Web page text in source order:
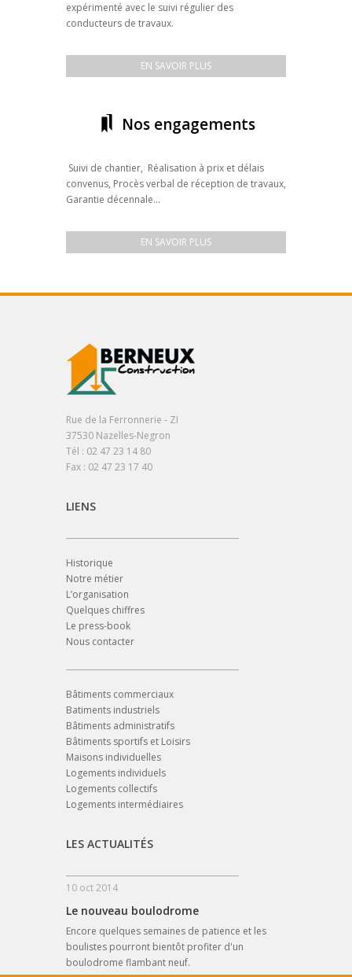
expérimenté avec le suivi régulier des
conducteurs de travaux.
EN SAVOIR PLUS
Nos engagements
Suivi de chantier, Réalisation à prix et délais
convenus, Procès verbal de réception de travaux,
Garantie décennale...
EN SAVOIR PLUS
Rue de la Ferronnerie - ZI
37530 Nazelles-Negron
Tél : 02 47 23 14 80
Fax : 02 47 23 17 40
LIENS
Historique
Notre métier
L’organisation
Quelques chiffres
Le press-book
Nous contacter
Bâtiments commerciaux
Batiments industriels
Bâtiments administratifs
Bâtiments sportifs et Loisirs
Maisons individuelles
Logements individuels
Logements collectifs
Logements intermédiaires
LES ACTUALITÉS
10 oct 2014
Le nouveau boulodrome
Encore quelques semaines de patience et les
boulistes pourront bientôt profiter d'un
boulodrome flambant neuf.